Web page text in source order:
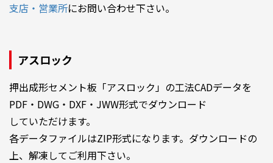
支店・営業所にお問い合わせ下さい。
アスロック
押出成形セメント板「アスロック」の工法CADデータを
PDF・DWG・DXF・JWW形式でダウンロード
していただけます。
各データファイルはZIP形式になります。ダウンロードの
上、解凍してご利用下さい。